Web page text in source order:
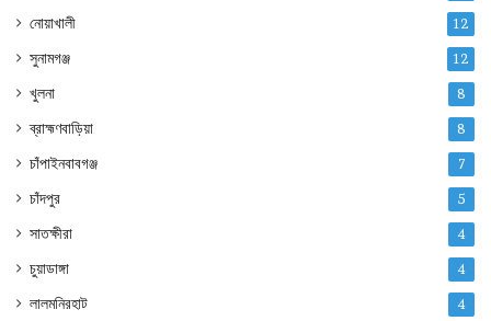
নোয়াখালী 12
সুনামগঞ্জ 12
খুলনা 8
ব্রাহ্মণবাড়িয়া 8
চাঁপাইনবাবগঞ্জ 7
চাঁদপুর 5
সাতক্ষীরা 4
চুয়াডাঙ্গা 4
লালমনিরহাট 4